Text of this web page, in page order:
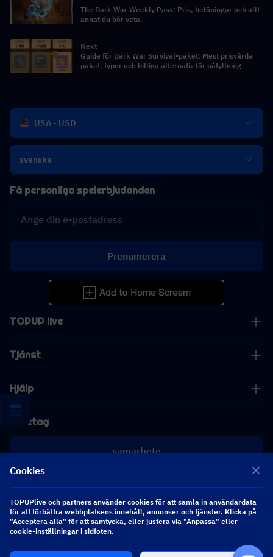
The Dark War Weekly Pass: Pris, belöningar och allt
annat du bör veta.
Next
Guide för Dark War Survival-paket: Mest prisvärda
paket, typer och billiga alternativ för påfyllning
USA - USD
svenska
TOPUP live
Tjänst
Hjälp
Företag
samarbete
[email protected]
Få personliga spelerbjudanden
Prenumerera
Följ oss
Cookies
TOPUPlive och partners använder cookies för att samla in användardata
för att förbättra webbplatsens innehåll, annonser och tjänster. Klicka på
"Acceptera alla" för att samtycka, eller justera via "Anpassa" eller
cookie-inställningar i sidfoten.